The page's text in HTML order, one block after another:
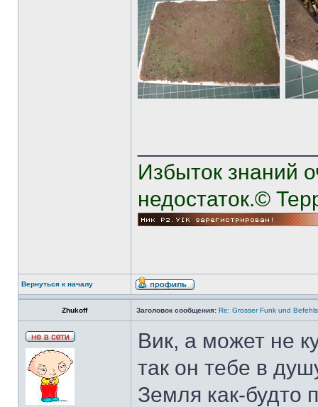
Избыток знаний
недостаток.©
Вернуться к началу
Zhukoff Заголовок сообщения: Re: Grosser Funk und
Вик, а может не
так он тебе в
Земля как-будто